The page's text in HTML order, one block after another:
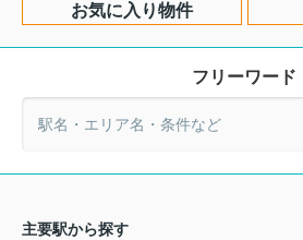
お気に入り物件
フリーワード
主要駅から探す